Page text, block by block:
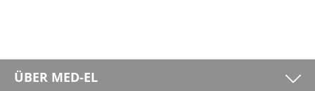
ÜBER MED-EL